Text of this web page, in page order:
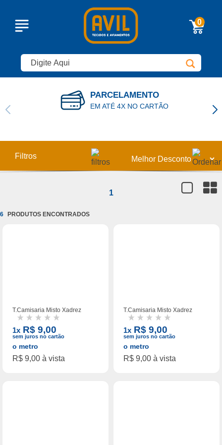
0
PARCELAMENTO
EM ATÉ 4X NO CARTÃO
Filtros
T. Xadrez (6)
6
1
T.Camisaria Misto Xadrez
Est.106/1
1x R$ 9,00
sem juros no cartão
o metro
R$ 9,00 à vista
T.Camisaria Misto Xadrez
Est.106/2
1x R$ 9,00
sem juros no cartão
o metro
R$ 9,00 à vista